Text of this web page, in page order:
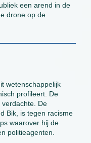
een arend in de
drone op de
wetenschappelijk
profileert. De
verdachte. De
Bik, is tegen racisme
waarover hij de
politieagenten.